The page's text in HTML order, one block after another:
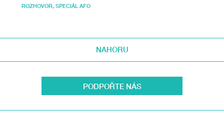
ROZHOVOR, SPECIÁL AFO
NAHORU
PODPOŘTE NÁS